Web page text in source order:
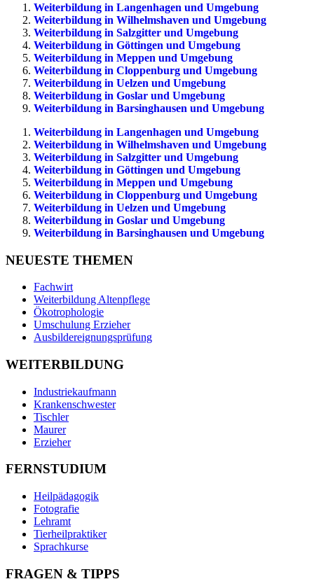
Weiterbildung in Langenhagen und Umgebung
Weiterbildung in Wilhelmshaven und Umgebung
Weiterbildung in Salzgitter und Umgebung
Weiterbildung in Göttingen und Umgebung
Weiterbildung in Meppen und Umgebung
Weiterbildung in Cloppenburg und Umgebung
Weiterbildung in Uelzen und Umgebung
Weiterbildung in Goslar und Umgebung
Weiterbildung in Barsinghausen und Umgebung
Weiterbildung in Langenhagen und Umgebung
Weiterbildung in Wilhelmshaven und Umgebung
Weiterbildung in Salzgitter und Umgebung
Weiterbildung in Göttingen und Umgebung
Weiterbildung in Meppen und Umgebung
Weiterbildung in Cloppenburg und Umgebung
Weiterbildung in Uelzen und Umgebung
Weiterbildung in Goslar und Umgebung
Weiterbildung in Barsinghausen und Umgebung
NEUESTE THEMEN
Fachwirt
Weiterbildung Altenpflege
Ökotrophologie
Umschulung Erzieher
Ausbildereignungsprüfung
WEITERBILDUNG
Industriekaufmann
Krankenschwester
Tischler
Maurer
Erzieher
FERNSTUDIUM
Heilpädagogik
Fotografie
Lehramt
Tierheilpraktiker
Sprachkurse
FRAGEN & TIPPS